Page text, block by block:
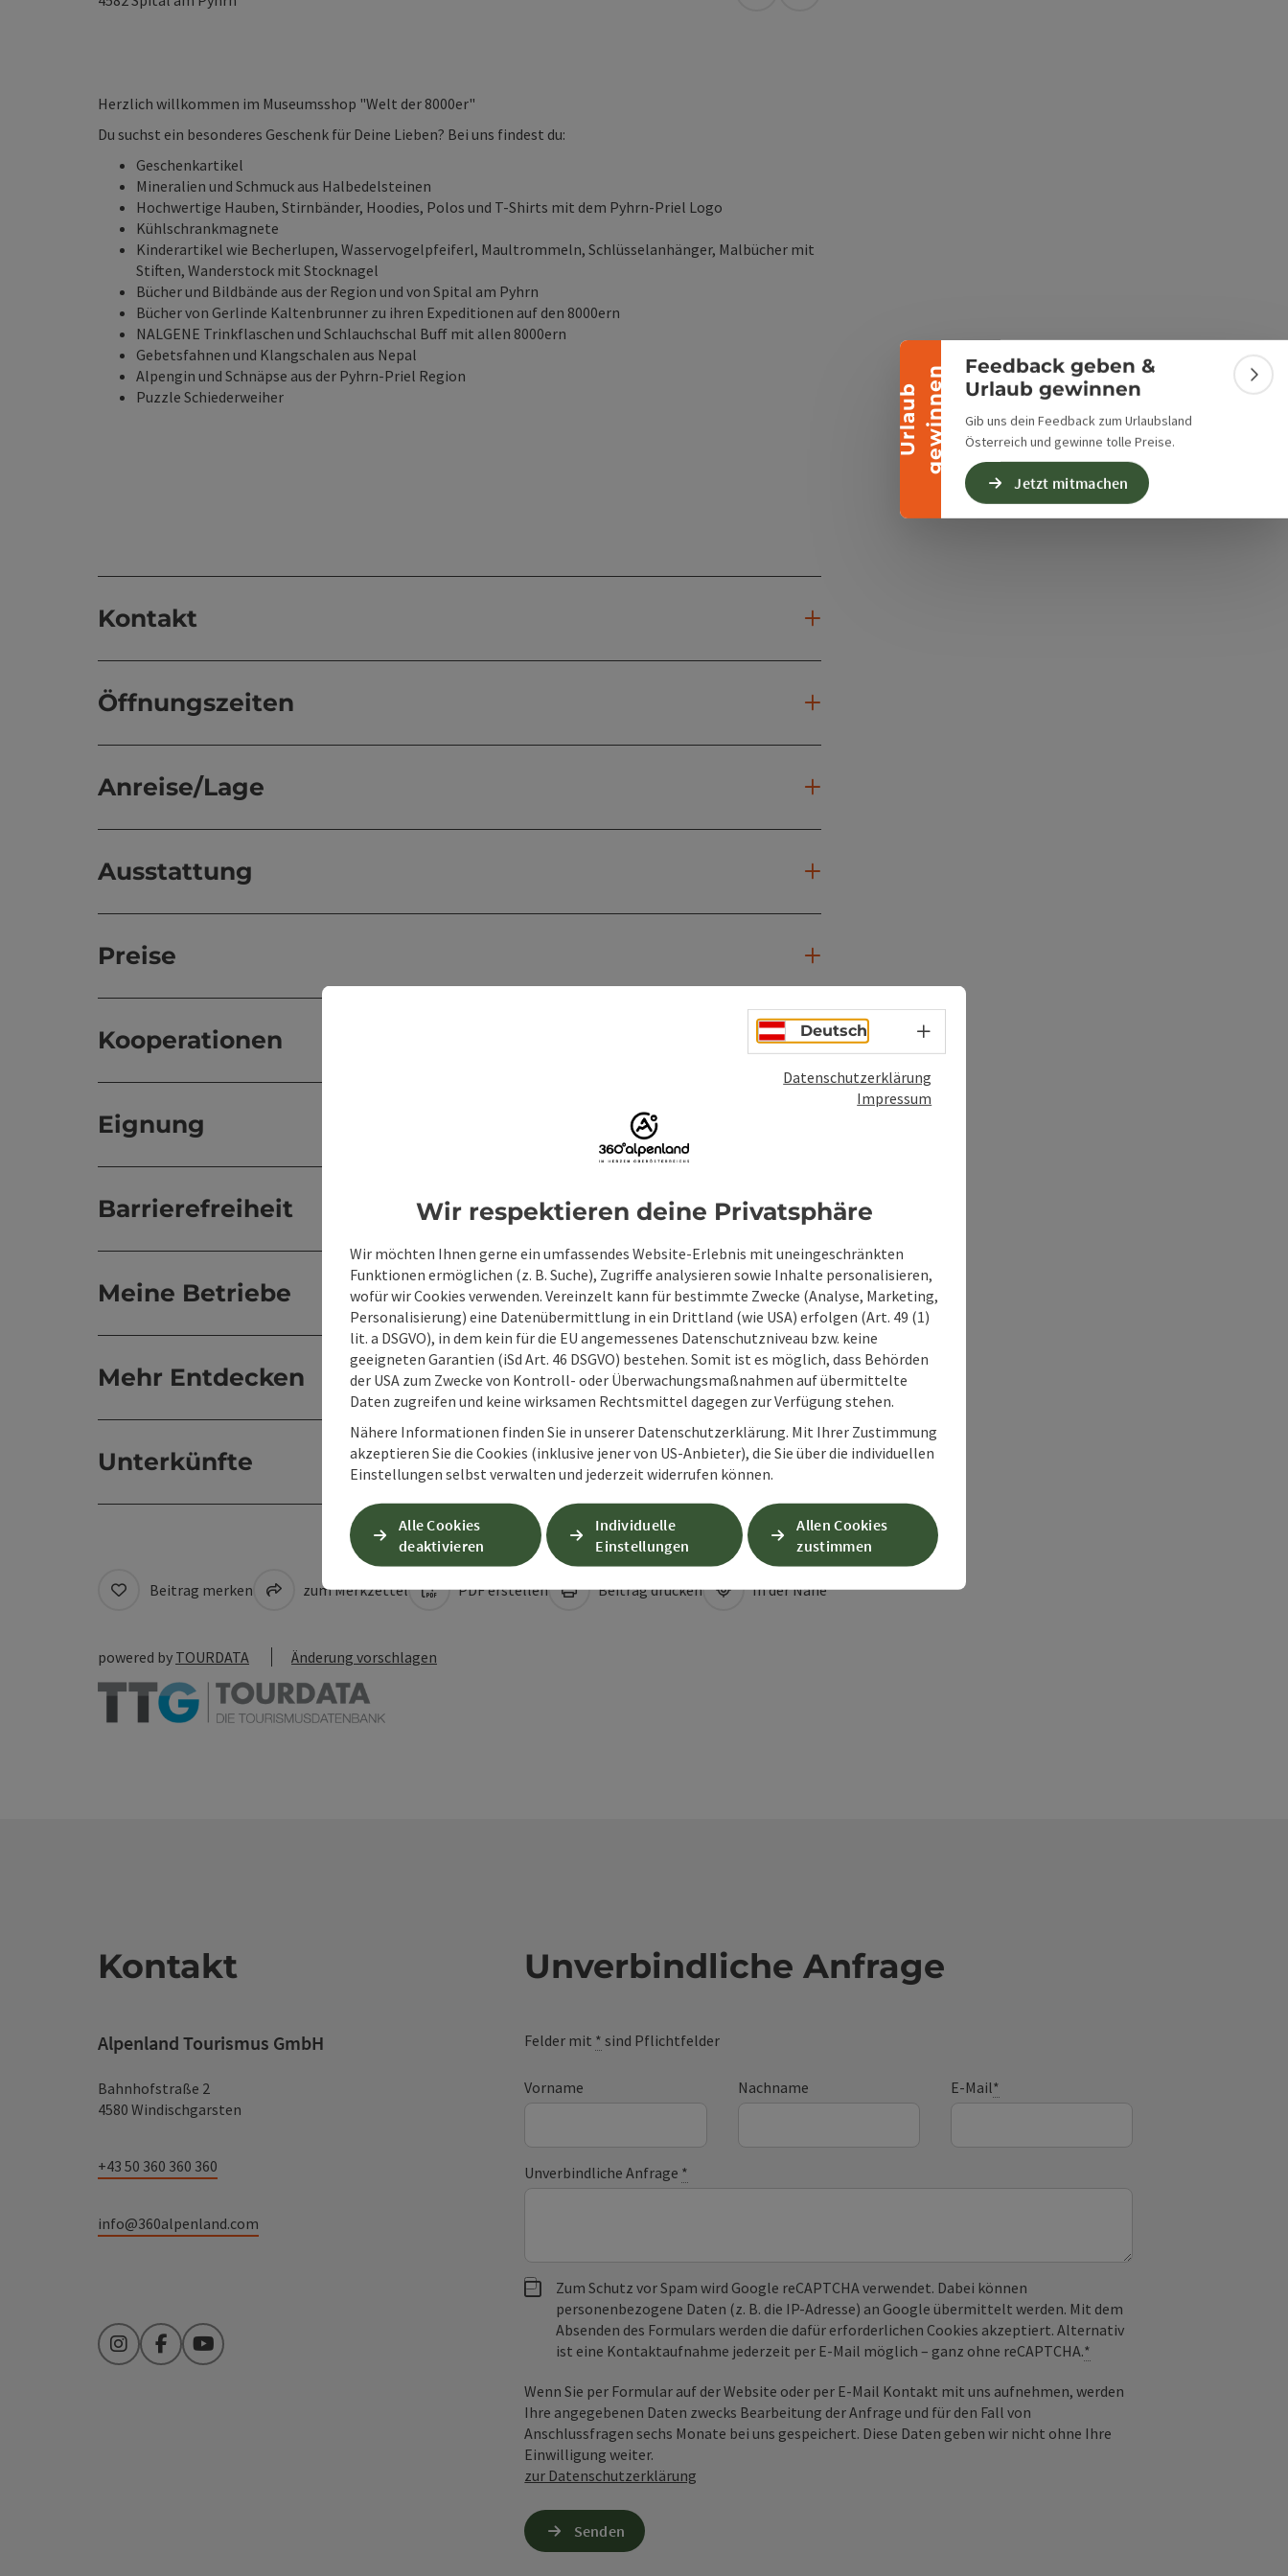
U
r
l
a
u
b
g
e
w
i
n
n
en
Banner einklappen
Feedback geben &
Urlaub gewinnen
Gib uns dein Feedback zum Urlaubsland
Österreich und gewinne tolle Preise.
Jetzt mitmachen
Herzlich willkommen im Museumsshop "Welt der 8000er"
Du suchst ein besonderes Geschenk für Deine Lieben? Bei uns findest du:
Geschenkartikel
Mineralien und Schmuck aus Halbedelsteinen
Hochwertige Hauben, Stirnbänder, Hoodies, Polos und T-Shirts mit dem Pyhrn-Priel Logo
Kühlschrankmagnete
Kinderartikel wie Becherlupen, Wasservogelpfeiferl, Maultrommeln, Schlüsselanhänger, Malbücher mit
Stiften, Wanderstock mit Stocknagel
Bücher und Bildbände aus der Region und von Spital am Pyhrn
Bücher von Gerlinde Kaltenbrunner zu ihren Expeditionen auf den 8000ern
NALGENE Trinkflaschen und Schlauchschal Buff mit allen 8000ern
Gebetsfahnen und Klangschalen aus Nepal
Alpengin und Schnäpse aus der Pyhrn-Priel Region
Puzzle Schiederweiher
Kontakt
Öffnungszeiten
Anreise/Lage
Ausstattung
Preise
Kooperationen
Eignung
Barrierefreiheit
Meine Betriebe
Mehr Entdecken
Unterkünfte
Beitrag merken zum Merkzettel PDF erstellen Beitrag drucken In der Nähe
powered by TOURDATA Änderung vorschlagen
Kontakt
Alpenland Tourismus GmbH
Bahnhofstraße 2
4580 Windischgarsten
+43 50 360 360 360
info@360alpenland.com
InstagramFacebookYouTube
Unverbindliche Anfrage
Felder mit * sind Pflichtfelder
Vorname Nachname E-Mail*
Unverbindliche Anfrage *
Zum Schutz vor Spam wird Google reCAPTCHA verwendet. Dabei können
personenbezogene Daten (z. B. die IP-Adresse) an Google übermittelt werden. Mit dem
Absenden des Formulars werden die dafür erforderlichen Cookies akzeptiert. Alternativ
ist eine Kontaktaufnahme jederzeit per E-Mail möglich – ganz ohne reCAPTCHA.*
Wenn Sie per Formular auf der Website oder per E-Mail Kontakt mit uns aufnehmen, werden
Ihre angegebenen Daten zwecks Bearbeitung der Anfrage und für den Fall von
Anschlussfragen sechs Monate bei uns gespeichert. Diese Daten geben wir nicht ohne Ihre
Einwilligung weiter.
zur Datenschutzerklärung
Senden
Deutsch Sprachwahl - Menü öffnen
Datenschutzerklärung
Impressum
Wir respektieren deine Privatsphäre
Wir möchten Ihnen gerne ein umfassendes Website-Erlebnis mit uneingeschränkten
Funktionen ermöglichen (z. B. Suche), Zugriffe analysieren sowie Inhalte personalisieren,
wofür wir Cookies verwenden. Vereinzelt kann für bestimmte Zwecke (Analyse, Marketing,
Personalisierung) eine Datenübermittlung in ein Drittland (wie USA) erfolgen (Art. 49 (1)
lit. a DSGVO), in dem kein für die EU angemessenes Datenschutzniveau bzw. keine
geeigneten Garantien (iSd Art. 46 DSGVO) bestehen. Somit ist es möglich, dass Behörden
der USA zum Zwecke von Kontroll- oder Überwachungsmaßnahmen auf übermittelte
Daten zugreifen und keine wirksamen Rechtsmittel dagegen zur Verfügung stehen.
Nähere Informationen finden Sie in unserer Datenschutzerklärung. Mit Ihrer Zustimmung
akzeptieren Sie die Cookies (inklusive jener von US-Anbieter), die Sie über die individuellen
Einstellungen selbst verwalten und jederzeit widerrufen können.
Alle Cookies
deaktivieren
Individuelle
Einstellungen
Allen Cookies
zustimmen